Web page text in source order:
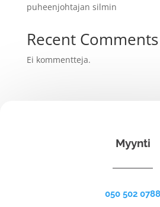
puheenjohtajan silmin
Recent Comments
Ei kommentteja.
Myynti
050 502 0788